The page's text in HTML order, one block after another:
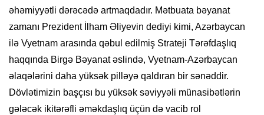
əhəmiyyətli dərəcədə artmaqdadır. Mətbuata bəyanat
zamanı Prezident İlham Əliyevin dediyi kimi, Azərbaycan
ilə Vyetnam arasında qəbul edilmiş Strateji Tərəfdaşlıq
haqqında Birgə Bəyanat əslində, Vyetnam-Azərbaycan
əlaqələrini daha yüksək pilləyə qaldıran bir sənəddir.
Dövlətimizin başçısı bu yüksək səviyyəli münasibətlərin
gələcək ikitərəfli əməkdaşlıq üçün də vacib rol